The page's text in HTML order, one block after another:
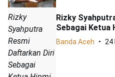
Rizky
Syahputra
Resmi
Daftarkan Diri
Sebagai
Rizky
Sebagai Ketua
Banda Aceh 24